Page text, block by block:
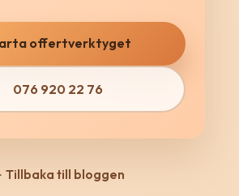
offertverktyget
076 920 22 76
Tillbaka till bloggen